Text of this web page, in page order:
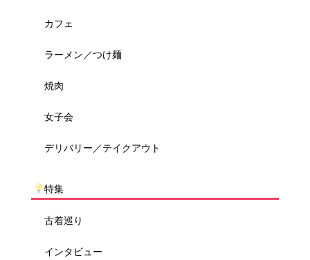
カフェ
ラーメン／つけ麺
焼肉
女子会
デリバリー／テイクアウト
特集
古着巡り
インタビュー